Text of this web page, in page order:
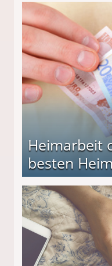
Heimarbeit
besten